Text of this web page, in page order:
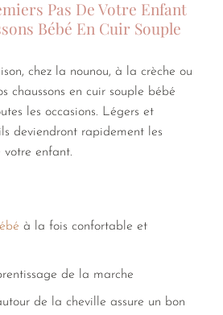
Pas De Votre Enfant
Bébé En Cuir Souple
chez la nounou, à la crèche ou
chaussons en cuir souple bébé
les occasions. Légers et
deviendront rapidement les
votre enfant.
à la fois confortable et
de la marche
de la cheville assure un bon